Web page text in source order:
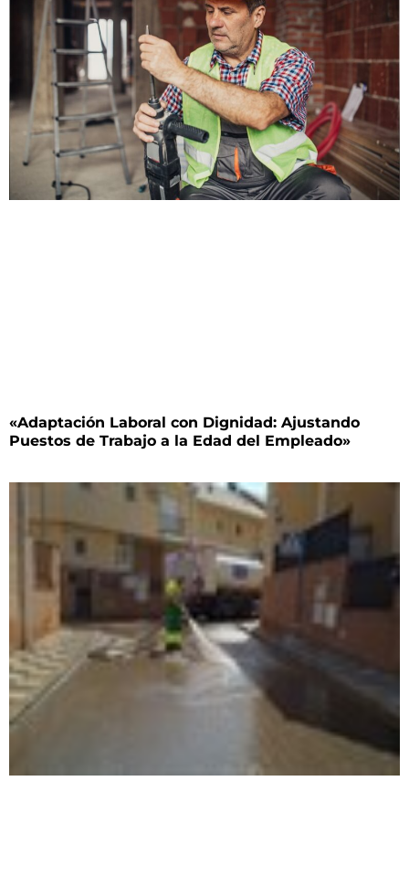
«Adaptación Laboral con Dignidad: Ajustando
Puestos de Trabajo a la Edad del Empleado»